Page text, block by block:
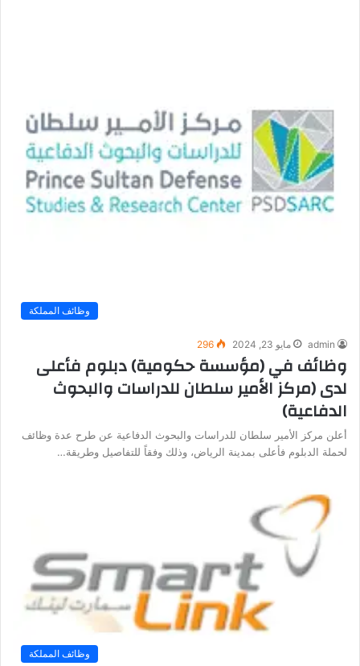
وظائف المملكة
admin مايو 23, 2024 296
وظائف في (مؤسسة حكومية) دبلوم فأعلى
لدى (مركز الأمير سلطان للدراسات والبحوث
الدفاعية)
أعلن مركز الأمير سلطان للدراسات والبحوث الدفاعية عن طرح عدة وظائف
لحملة الدبلوم فأعلى بمدينة الرياض، وذلك وفقاً للتفاصيل وطريقة…
وظائف المملكة